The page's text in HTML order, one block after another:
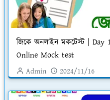
জিকে অনলাইন মকটেস্ট | Day
Online Mock test
Admin 2024/11/16